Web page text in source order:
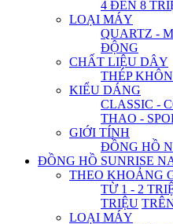
4 ĐẾN 8
LOẠI MÁY
QUARTZ -
ĐỘNG
CHẤT LIỆU DÂY
THÉP
KIỂU DÁNG
CLASSIC -
THAO -
GIỚI TÍNH
ĐỒNG HỒ
ĐỒNG HỒ SUNRISE
THEO KHOẢNG
TỪ 1 - 2
TRIỆU
LOẠI MÁY